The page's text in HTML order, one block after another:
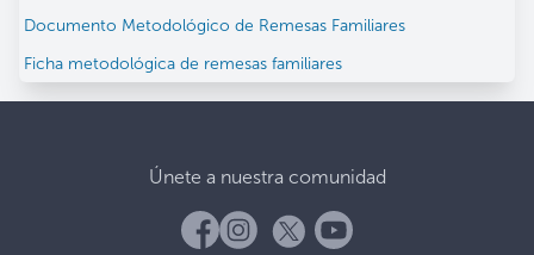
Documento Metodológico de Remesas Familiares
Ficha metodológica de remesas familiares
Únete a nuestra comunidad